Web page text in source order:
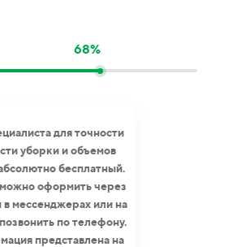
68%
для точности
уборки и объемов
бесплатный.
оформить через
в мессенджерах или на
по телефону.
представлена на